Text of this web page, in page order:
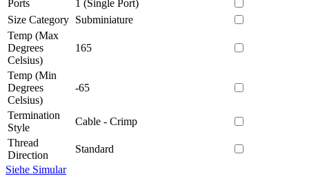
Ports
1 (Single Port)
Size Category Subminiature
Temp (Max
Degrees
Celsius)
165
Temp (Min
Degrees
Celsius)
-65
Termination
Style
Cable - Crimp
Thread
Direction
Standard
Siehe Simular